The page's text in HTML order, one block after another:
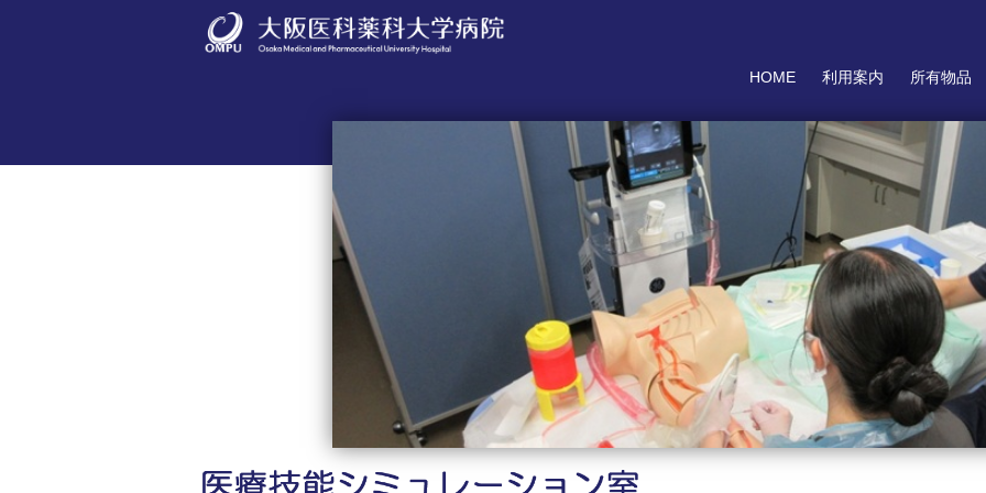
HOME 利用案内 所有物品